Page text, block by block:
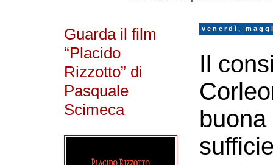
venerdì,
Il
Guarda il film
“Placido
Rizzotto” di
Pasquale
Scimeca